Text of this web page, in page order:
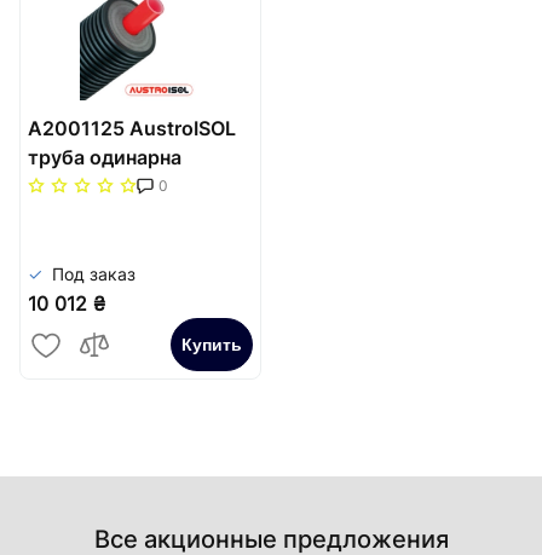
A2001125 AustroISOL
труба одинарна
попередньоізольована
0
Под заказ
10 012 ₴
Купить
Все акционные предложения